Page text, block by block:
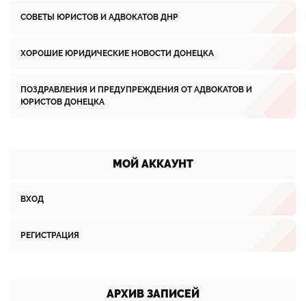
СОВЕТЫ ЮРИСТОВ И АДВОКАТОВ ДНР
ХОРОШИЕ ЮРИДИЧЕСКИЕ НОВОСТИ ДОНЕЦКА
ПОЗДРАВЛЕНИЯ И ПРЕДУПРЕЖДЕНИЯ ОТ АДВОКАТОВ И
ЮРИСТОВ ДОНЕЦКА
МОЙ АККАУНТ
ВХОД
РЕГИСТРАЦИЯ
АРХИВ ЗАПИСЕЙ